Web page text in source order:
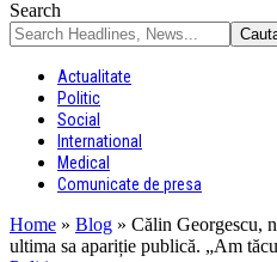
Search
Actualitate
Politic
Social
International
Medical
Comunicate de presa
Home » Blog » Călin Georgescu,
ultima sa apariție publică. „Am